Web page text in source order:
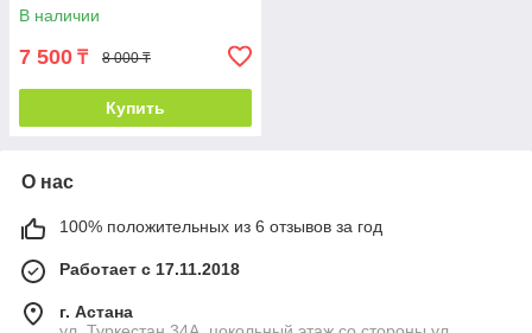
В наличии
7 500 ₸ 8 000 ₸
Купить
О нас
100% положительных из 6 отзывов за год
Работает с 17.11.2018
г. Астана